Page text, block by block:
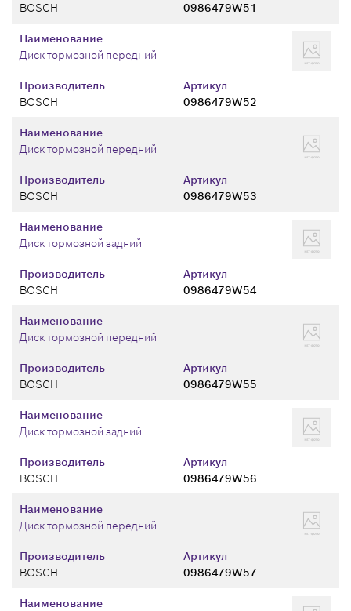
BOSCH
0986479W51
Производитель
BOSCH
Артикул
0986479W52
Наименование
Диск тормозной передний
Производитель
BOSCH
Артикул
0986479W53
Наименование
Диск тормозной передний
Производитель
BOSCH
Артикул
0986479W54
Наименование
Диск тормозной задний
Производитель
BOSCH
Артикул
0986479W55
Наименование
Диск тормозной передний
Производитель
BOSCH
Артикул
0986479W56
Наименование
Диск тормозной задний
Производитель
BOSCH
Артикул
0986479W57
Наименование
Диск тормозной передний
Наименование